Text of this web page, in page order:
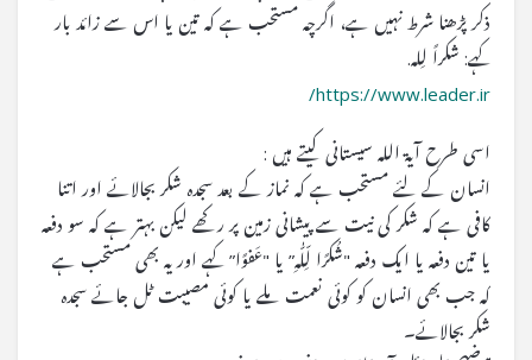
ذکر پڑھنا شرط نہیں ہے، اگرچہ مستحب ہے کہ تین یا اس سے زائد بار
کہے: شکراً لِله.
https://www.leader.ir/
اسی طرح آیۃ اللہ سیستانی کیتے ہیں :
انسان کے لئے مستحب ہے کہ نماز کے بعد سجدہ شکر بجالائے اور اتنا
کافی ہے کہ شکر کی نیت سے پیشانی زمین پر رکھے لیکن بہتر ہے کہ سو دفعہ
یا تین دفعہ یا ایک دفعہ "شُکرًا لِّلّٰہِ” یا "عَفوًا” کہے اور یہ بھی مستحب ہے
کہ جب بھی انسان کو کوئی نعمت ملے یا کوئی مصیبت ٹل جائے سجدہ
شکر بجالائے۔